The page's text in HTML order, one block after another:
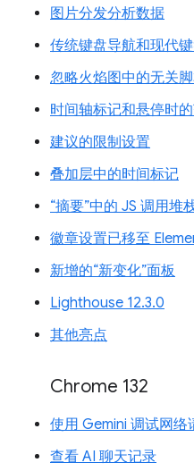
图片分发分析数据
传统键盘导航和现代
忽略火焰图中的无关
时间轴标记和悬停时
建议的限制设置
叠加层中的时间标记
“摘要”中的 JS 调用堆
徽章设置已移至
新增的“新变化”面板
Lighthouse 12.3.0
其他亮点
Chrome 132
使用 Gemini 调试网
查看 AI 聊天记录